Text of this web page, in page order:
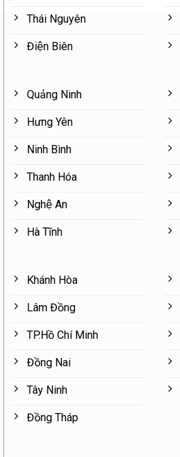
Thái Nguyên
Điện Biên
Quảng Ninh
Hưng Yên
Ninh Bình
Thanh Hóa
Nghệ An
Hà Tĩnh
Khánh Hòa
Lâm Đồng
TP.Hồ Chí Minh
Đồng Nai
Tây Ninh
Đồng Tháp